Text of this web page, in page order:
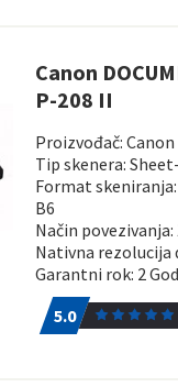
Canon
P-208 II
Proizvođač: Canon
Tip skenera:
Format skeniranja:
B6
Način povezivanja:
Nativna rezolucija
Garantni rok: 2
5.01
5.0